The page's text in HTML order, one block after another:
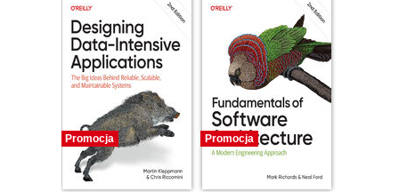
Promocja Promocja